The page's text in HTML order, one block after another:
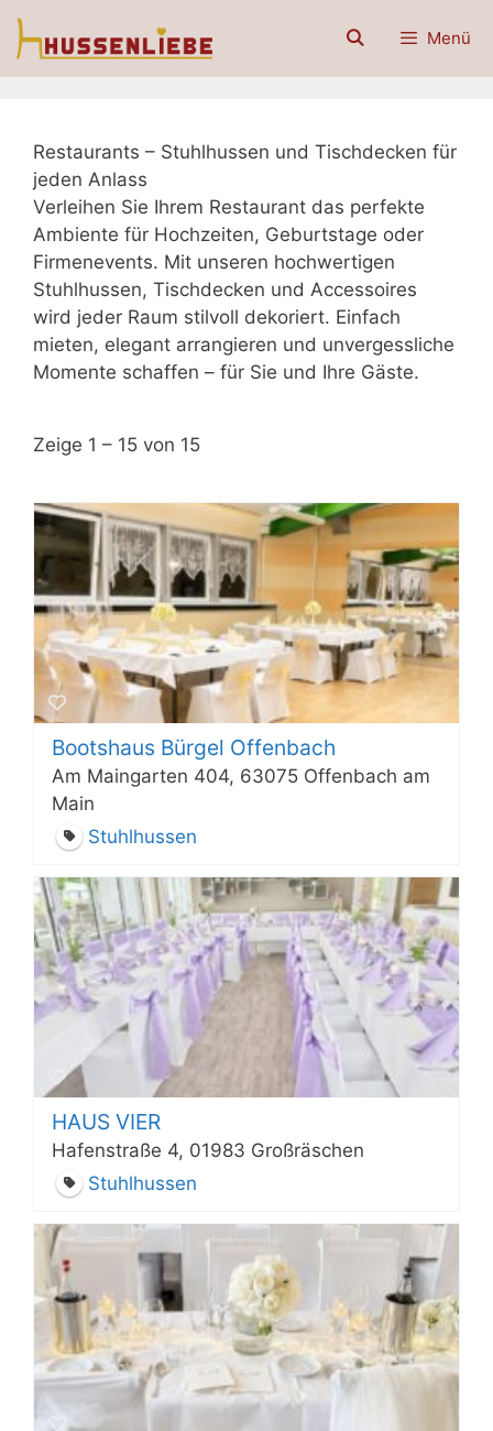
Zum
Inhalt
Menü
Restaurants – Stuhlhussen und Tischdecken für
jeden Anlass
Verleihen Sie Ihrem Restaurant das perfekte
Ambiente für Hochzeiten, Geburtstage oder
Firmenevents. Mit unseren hochwertigen
Stuhlhussen, Tischdecken und Accessoires
wird jeder Raum stilvoll dekoriert. Einfach
mieten, elegant arrangieren und unvergessliche
Momente schaffen – für Sie und Ihre Gäste.
Zeige 1 – 15 von 15
Bootshaus Bürgel Offenbach
Am Maingarten 404, 63075 Offenbach am
Main
Stuhlhussen
HAUS VIER
Hafenstraße 4, 01983 Großräschen
Stuhlhussen